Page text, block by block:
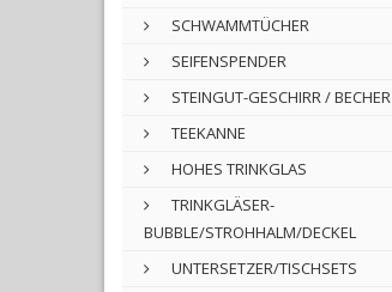
SCHWAMMTÜCHER
SEIFENSPENDER
STEINGUT-GESCHIRR / BECHER
TEEKANNE
HOHES TRINKGLAS
TRINKGLÄSER-
BUBBLE/STROHHALM/DECKEL
UNTERSETZER/TISCHSETS